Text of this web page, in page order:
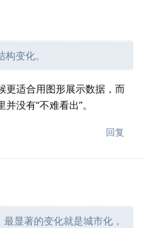
变化。
更适合用图形展示数据，而
没有“不难看出”。
回复
显著的变化就是城市化，